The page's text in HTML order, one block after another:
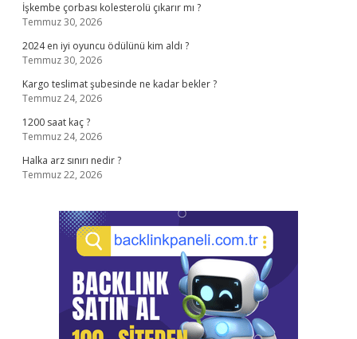
İşkembe çorbası kolesterolü çıkarır mı ?
Temmuz 30, 2026
2024 en iyi oyuncu ödülünü kim aldı ?
Temmuz 30, 2026
Kargo teslimat şubesinde ne kadar bekler ?
Temmuz 24, 2026
1200 saat kaç ?
Temmuz 24, 2026
Halka arz sınırı nedir ?
Temmuz 22, 2026